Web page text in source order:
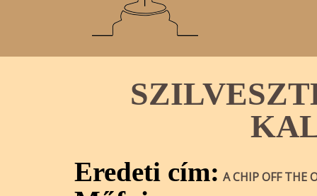
Eredeti cím: A CHIP OFF THE